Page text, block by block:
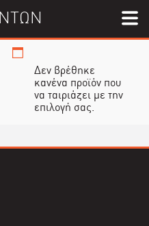
Δεν βρέθηκε
κανένα προϊόν που
να ταιριάζει με την
επιλογή σας.